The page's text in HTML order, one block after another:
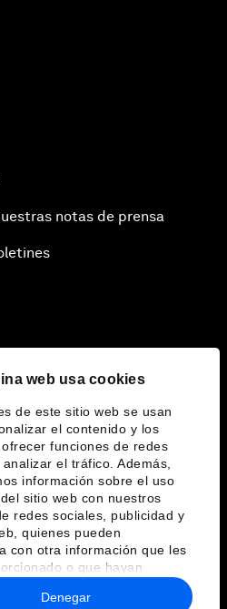
web usa cookies
de este sitio web se usan
el contenido y los
funciones de redes
el tráfico. Además,
información sobre el uso
sitio web con nuestros
redes sociales, publicidad y
quienes pueden
con otra información que les
o que hayan
a partir del uso que haya
servicios.
Denegar
notas de prensa